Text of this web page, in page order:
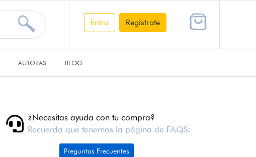
Entra Regístrate
AUTORAS BLOG
¿Necesitas ayuda con tu compra?
Recuerda que tenemos la página de FAQS:
Preguntas Frecuentes